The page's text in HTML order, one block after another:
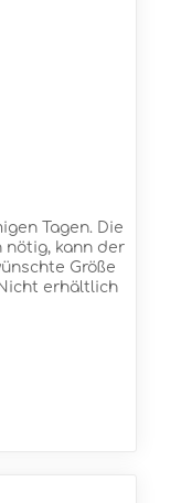
Tagen. Die
nötig, kann der
Größe
erhältlich